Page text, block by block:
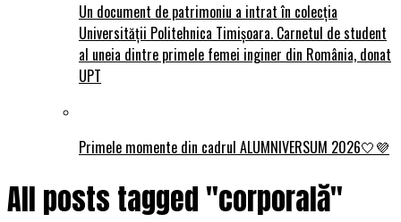
Un document de patrimoniu a intrat în colecția
Universității Politehnica Timișoara. Carnetul de student
al uneia dintre primele femei inginer din România, donat
UPT
Primele momente din cadrul ALUMNIVERSUM 2026🤍💜
All posts tagged "corporală"